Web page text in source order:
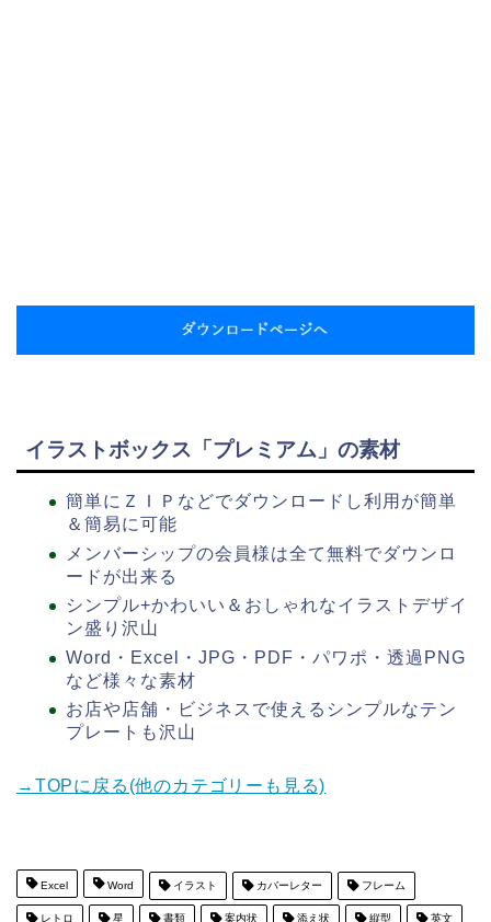
イラストボックス「プレミアム」の素材
簡単にＺＩＰなどでダウンロードし利用が簡単
＆簡易に可能
メンバーシップの会員様は全て無料でダウンロ
ードが出来る
シンプル+かわいい＆おしゃれなイラストデザイ
ン盛り沢山
Word・Excel・JPG・PDF・パワポ・透過PNG
など様々な素材
お店や店舗・ビジネスで使えるシンプルなテン
プレートも沢山
→TOPに戻る(他のカテゴリーも見る)
Excel Word イラスト カバーレター フレーム
レトロ 星 書類 案内状 添え状 縦型 英文